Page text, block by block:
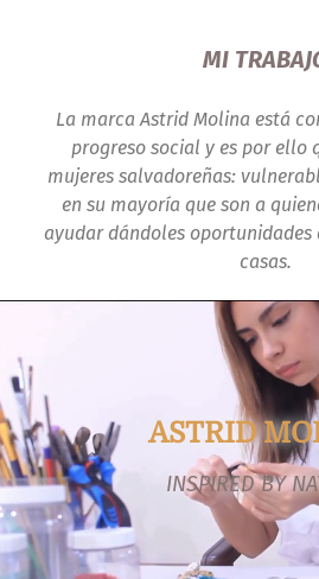
MI
La marca Astrid Molina está
progreso social y es por ello
mujeres salvadoreñas:
en su mayoría que son a
ayudar dándoles oportunidades
casas.
ASTRID
INSPIRED BY